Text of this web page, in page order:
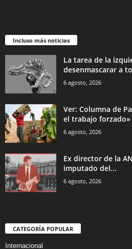
Incluso más noticias
La tarea de la
desenmascarar a
6 agosto, 2026
Ver: Columna de
el trabajo forzado»
6 agosto, 2026
Ex director de la
imputado del...
6 agosto, 2026
CATEGORÍA POPULAR
Internacional